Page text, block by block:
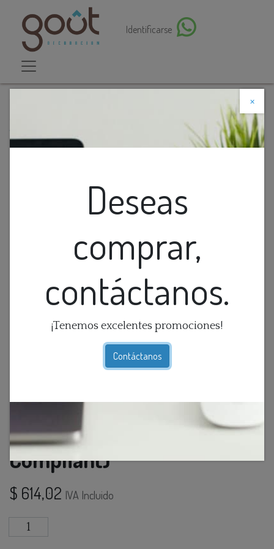
Identificarse
×
Deseas
comprar,
contáctanos.
¡Tenemos excelentes promociones!
Contáctanos
Descuento web
Mesa Final (Tsca Title Vi Compliant)
Mesa Final (Tsca Title Vi
Compliant)
$ 614,02 IVA Incluido